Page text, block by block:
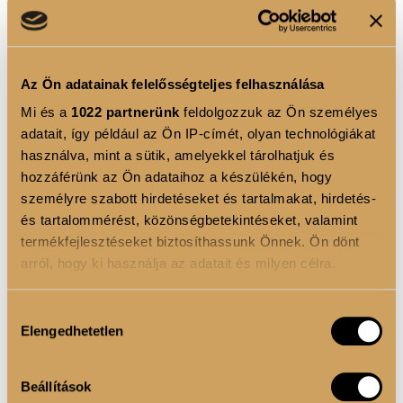
Az Ön adatainak felelősségteljes felhasználása
Mi és a 1022 partnerünk feldolgozzuk az Ön személyes
adatait, így például az Ön IP-címét, olyan technológiákat
használva, mint a sütik, amelyekkel tárolhatjuk és
hozzáférünk az Ön adataihoz a készülékén, hogy
személyre szabott hirdetéseket és tartalmakat, hirdetés-
és tartalommérést, közönségbetekintéseket, valamint
termékfejlesztéseket biztosíthassunk Önnek. Ön dönt
arról, hogy ki használja az adatait és milyen célra.
Információgyűjtés az Ön földrajzi elhelyezkedéséről
Az Ön készülékén beazonosítása annak konkrét
tulajdonságainak (ujjlenyomat) aktív ellenőrzésével
kiválasztása
Elengedhetetlen
Beállítások
megtalálható,
kiváló vízmegkötő képességéről
Ízét édesítőszerek teszik kellemesen édessé, így extra
kalóriák és felesleges cukor nélkül élvezhetjük azt.
Mesterséges színezéket nem tartalmaz, gyönyörű
pirosas árnyalatát a természetes céklapor biztosítja.
Engedd, hogy a napi rutinod részévé váljon – egy
pillanat megállás és önmagadra figyelés a rohanó
hétköznapokban. A Luxoya Beauty Collagen Complex
segítségévelbelülről ragyoghatsz, támogatva ezzel
külső megjelenésed frissességét és magabiztosságát.
Mert igazán ragyogni akkor tudunk, ha kívül-belül
egyensúlyban vagyunk – és ebben nyújt inspiráló
támogatást ez a különleges szépségital.